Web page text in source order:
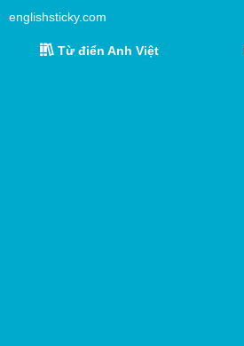
englishsticky.com
Từ điển Anh Việt